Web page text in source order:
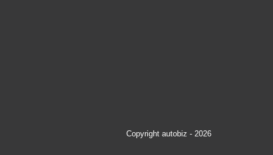
Copyright autobiz - 2026